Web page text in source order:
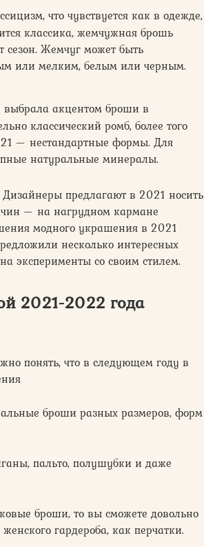
что чувствуется как в одежде,
классика, жемчужная брошь
сезон. Жемчуг может быть
или мелким, белым или черным.
выбрала акцентом броши в
классический ромб, более того
— нестандартные формы. Для
натуральные минералы.
предлагают в 2021 носить
— на нагрудном кармане
модного украшения в 2021
несколько интересных
эксперименты со своим стилем.
2021-2022 года
понять, что в следующем году в
броши разных размеров, форм
пальто, полушубки и даже
броши, то вы сможете довольно
гардероба, как перчатки.